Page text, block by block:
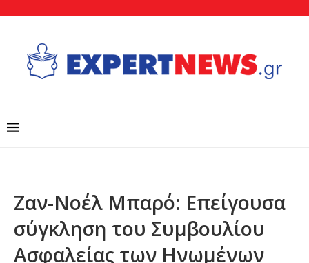
Ζαν-Νοέλ Μπαρό: Επείγουσα
σύγκληση του Συμβουλίου
Ασφαλείας των Ηνωμένων